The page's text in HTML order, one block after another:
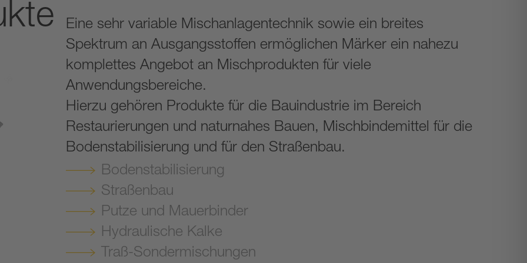
Eine sehr variable Mischanlagentechnik sowie ein breites
Spektrum an Ausgangs­stoffen ermöglichen Märker ein nahezu
komplettes Angebot an Mischprodukten für viele
Anwendungsbereiche.
Hierzu gehören Produkte für die Bauindustrie im Bereich
Restaurierungen und naturnahes Bauen, Mischbindemittel für die
Bodenstabilisierung und für den Straßenbau.
Bodenstabilisierung
Straßenbau
Putze und Mauerbinder
Hydraulische Kalke
Traß-Sondermischungen